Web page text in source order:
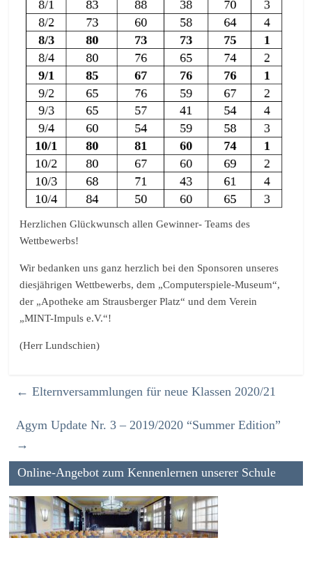
Herzlichen Glückwunsch allen Gewinner- Teams des
Wettbewerbs!
Wir bedanken uns ganz herzlich bei den Sponsoren unseres
diesjährigen Wettbewerbs, dem „Computerspiele-Museum“,
der „Apotheke am Strausberger Platz“ und dem Verein
„MINT-Impuls e.V.“!
(Herr Lundschien)
← Elternversammlungen für neue Klassen 2020/21
Agym Update Nr. 3 – 2019/2020 “Summer Edition”
→
Online-Angebot zum Kennenlernen unserer Schule